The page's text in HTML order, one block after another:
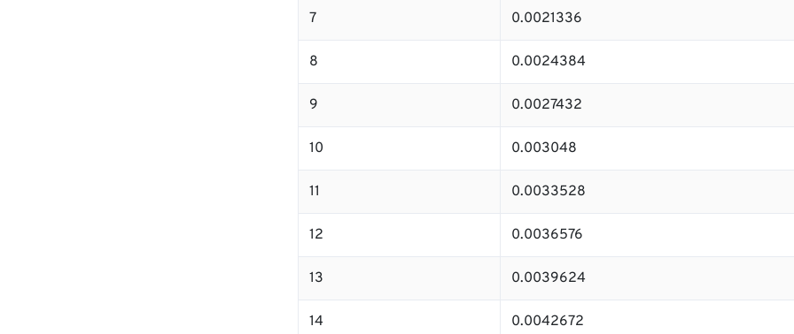
7 0.0021336
8 0.0024384
9 0.0027432
10 0.003048
11 0.0033528
12 0.0036576
13 0.0039624
14 0.0042672